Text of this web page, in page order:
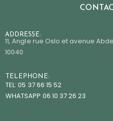
ADDRESSE:
11, Angle rue Oslo et avenue
10040
TELEPHONE:
TEL: 05 37 66 15 52
WHATSAPP 06 10 37 26 23